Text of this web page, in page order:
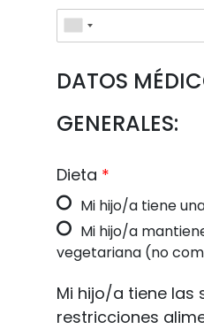
DATOS
GENERALES:
Dieta *
Mi hijo/a tiene
Mi hijo/a
vegetariana (no
Mi hijo/a tiene las
restricciones